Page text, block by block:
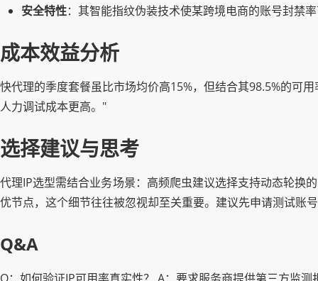
安全特性：其智能指纹伪装技术使某跨境电商的账号封禁
成本效益分析
快代理的季度套餐虽比市场均价高15%，但结合其98.5%的可
人力调试成本更高。"
选择建议与思考
代理IP选型需结合业务场景：高频爬虫建议选择支持动态轮换
优节点，这个细节往往被忽视却至关重要。建议先申请测试账
Q&A
Q：如何验证IP可用率真实性？ A：要求服务商提供第三方监